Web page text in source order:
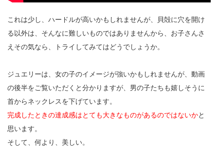
これは少し、ハードルが高いかもしれませんが、貝殻に穴を開け
る以外は、そんなに難しいものではありませんから、お子さんさ
えその気なら、トライしてみてはどうでしょうか。
ジュエリーは、女の子のイメージが強いかもしれませんが、動画
の後半をご覧いただくと分かりますが、男の子たちも嬉しそうに
首からネックレスを下げています。
完成したときの達成感はとても大きなものがあるのではないかと
思います。
そして、何より、美しい。